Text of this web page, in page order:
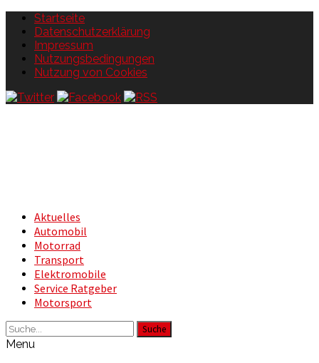
Startseite
Datenschutzerklärung
Impressum
Nutzungsbedingungen
Nutzung von Cookies
Aktuelles
Automobil
Motorrad
Transport
Elektromobile
Service Ratgeber
Motorsport
Suche
Menu